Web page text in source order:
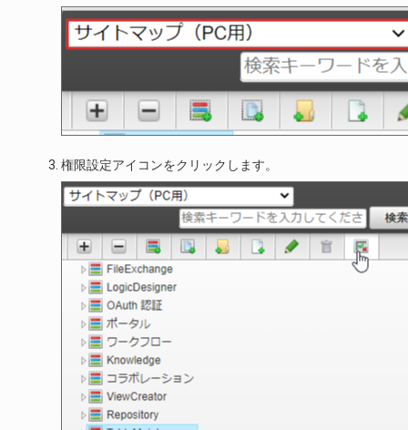
権限設定アイコンをクリックします。